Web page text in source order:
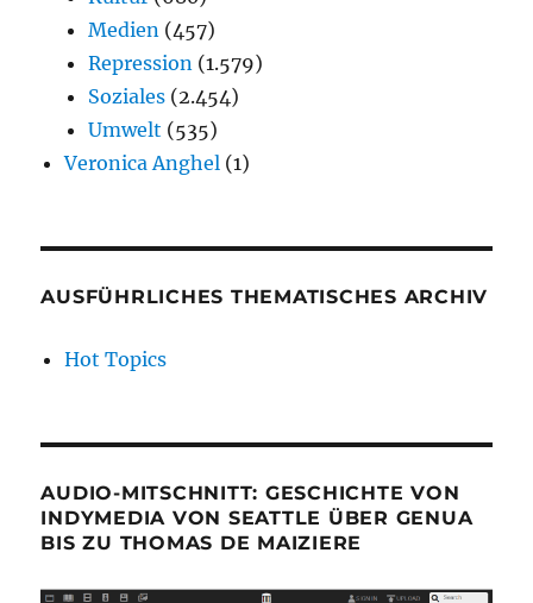
Medien (457)
Repression (1.579)
Soziales (2.454)
Umwelt (535)
Veronica Anghel (1)
AUSFÜHRLICHES THEMATISCHES ARCHIV
Hot Topics
AUDIO-MITSCHNITT: GESCHICHTE VON
INDYMEDIA VON SEATTLE ÜBER GENUA
BIS ZU THOMAS DE MAIZIERE